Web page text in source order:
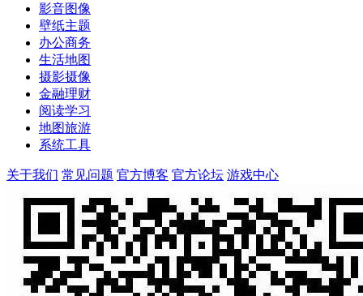
影音图像
壁纸主题
办公商务
生活地图
摄影摄像
金融理财
阅读学习
地图旅游
系统工具
关于我们 常见问题 官方博客 官方论坛 游戏中心